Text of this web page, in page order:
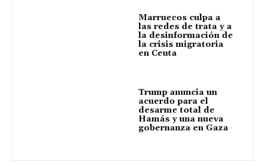
Marruecos culpa a
las redes de trata y a
la desinformación de
la crisis migratoria
en Ceuta
Trump anuncia un
acuerdo para el
desarme total de
Hamás y una nueva
gobernanza en Gaza